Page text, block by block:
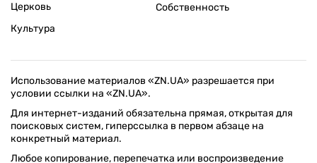
Церковь
Культура
Собственность
Использование материалов «ZN.UA» разрешается при
условии ссылки на «ZN.UA».
Для интернет-изданий обязательна прямая, открытая для
поисковых систем, гиперссылка в первом абзаце на
конкретный материал.
Любое копирование, перепечатка или воспроизведение